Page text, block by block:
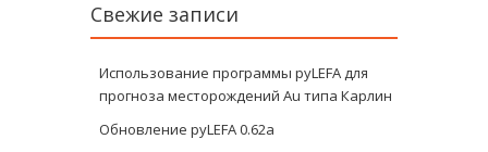
Свежие записи
Использование программы pyLEFA для
прогноза месторождений Au типа Карлин
Обновление pyLEFA 0.62a